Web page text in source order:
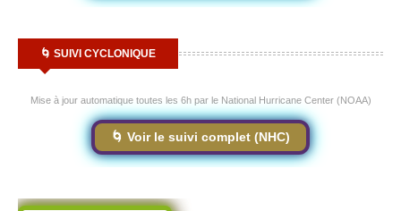
🌀 SUIVI CYCLONIQUE
Mise à jour automatique toutes les 6h par le National Hurricane Center (NOAA)
🌀 Voir le suivi complet (NHC)